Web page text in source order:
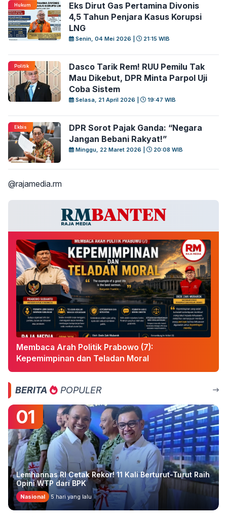
Hukum
Eks Dirut Gas Pertamina Divonis
4,5 Tahun Penjara Kasus Korupsi
LNG
Senin, 04 Mei 2026 | 21:15 WIB
Politik
Dasco Tarik Rem! RUU Pemilu Tak
Mau Dikebut, DPR Minta Parpol Uji
Coba Sistem
Selasa, 21 April 2026 | 19:47 WIB
Ekbis
DPR Sorot Pajak Ganda: “Negara
Jangan Bebani Rakyat!”
Minggu, 22 Maret 2026 | 20:08 WIB
@rajamedia.rm
Membaca Arah Politik Prabowo (7):
Kepemimpinan dan Teladan Moral
BERITA POPULER
01
Lemhannas RI Cetak Rekor! 11 Kali Berturut-Turut Raih
Opini WTP dari BPK
Nasional 5 hari yang lalu